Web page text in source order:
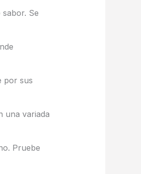
Se
por sus
una variada
Pruebe